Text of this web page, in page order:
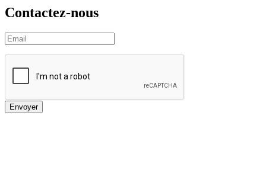
Contactez-nous
Envoyer